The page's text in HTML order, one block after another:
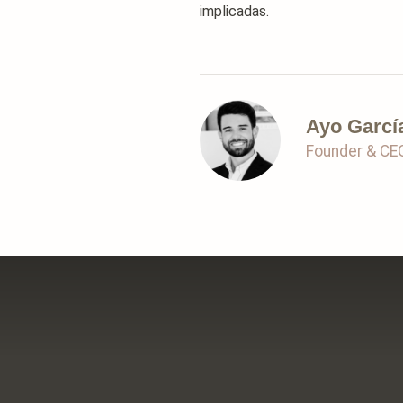
implicadas.
Ayo
Founder &